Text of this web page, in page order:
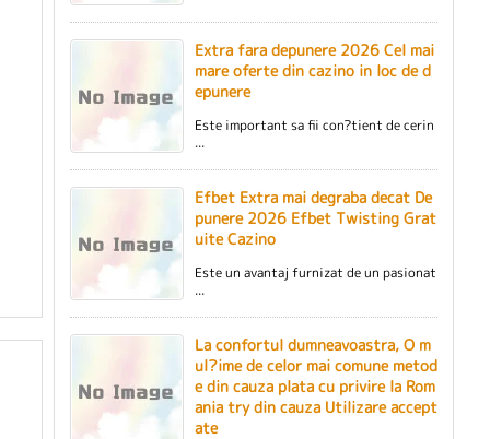
Extra fara depunere 2026 Cel mai
mare oferte din cazino in loc de d
epunere
Este important sa fii con?tient de cerin
...
Efbet Extra mai degraba decat De
punere 2026 Efbet Twisting Grat
uite Cazino
Este un avantaj furnizat de un pasionat
...
La confortul dumneavoastra, O m
ul?ime de celor mai comune metod
e din cauza plata cu privire la Rom
ania try din cauza Utilizare accept
ate